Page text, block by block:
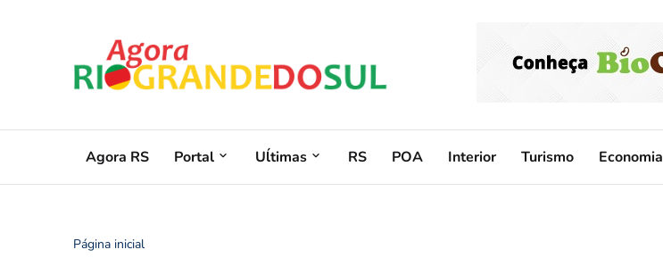
Agora RS Portal Uĺtimas RS POA Interior Turismo Economia
Página inicial